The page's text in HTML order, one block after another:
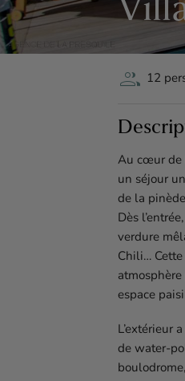
group 12
Au cœur de
un séjour
de la
Dès
verdure
Chili…
atmosphère
espace
L’extérieur
de water-